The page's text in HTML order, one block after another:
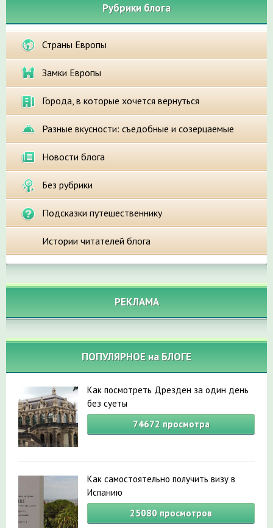
Рубрики блога
Страны Европы
Замки Европы
Города, в которые хочется вернуться
Разные вкусности: съедобные и созерцаемые
Новости блога
Без рубрики
Подсказки путешественнику
Истории читателей блога
РЕКЛАМА
ПОПУЛЯРНОЕ на БЛОГЕ
Как посмотреть Дрезден за один день
без суеты
74672 просмотра
Как самостоятельно получить визу в
Испанию
25080 просмотров